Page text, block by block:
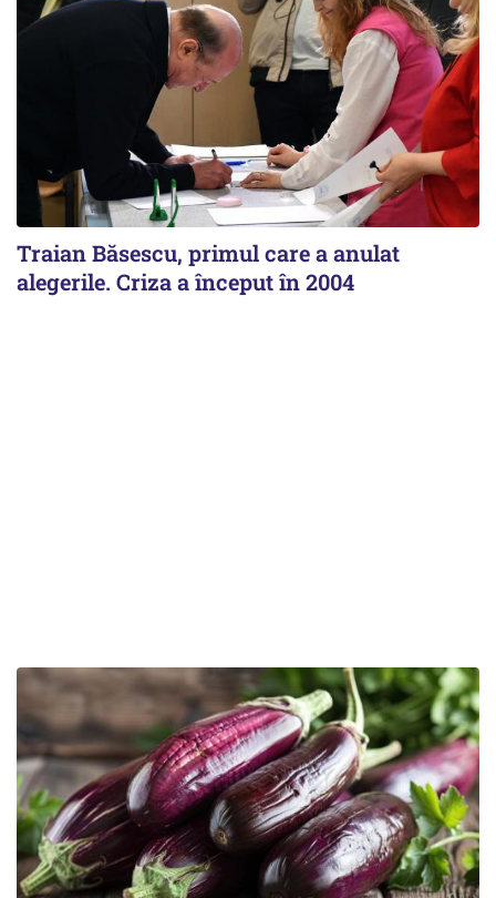
Traian Băsescu, primul care a anulat
alegerile. Criza a început în 2004